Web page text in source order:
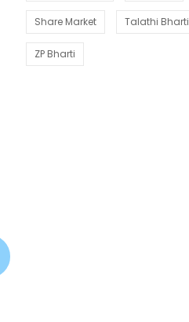
Share Market Talathi Bharti
ZP Bharti